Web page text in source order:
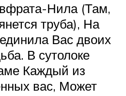
Нила (Там,
труба), На
Вас двоих
В сутолоке
Каждый из
вас, Может